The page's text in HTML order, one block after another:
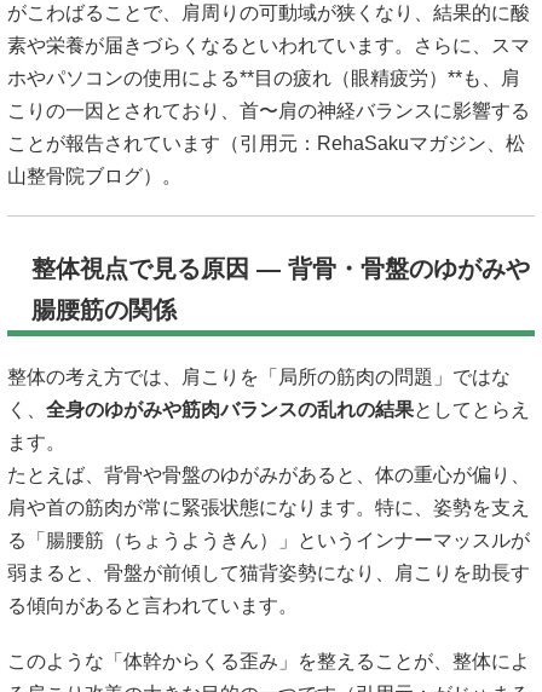
がこわばることで、肩周りの可動域が狭くなり、結果的に酸
素や栄養が届きづらくなるといわれています。さらに、スマ
ホやパソコンの使用による**目の疲れ（眼精疲労）**も、肩
こりの一因とされており、首〜肩の神経バランスに影響する
ことが報告されています（引用元： RehaSakuマガジン
松
山整骨院ブログ）。
整体視点で見る原因 ― 背骨・骨盤のゆがみや
腸腰筋の関係
整体の考え方では、肩こりを「局所の筋肉の問題」ではな
く、 全身のゆがみや筋肉バランスの乱れの結果としてとらえ
ます。
たとえば、背骨や骨盤のゆがみがあると、体の重心が偏り、
肩や首の筋肉が常に緊張状態になります。特に、姿勢を支え
る「腸腰筋（ちょうようきん）」というインナーマッスルが
弱まると、骨盤が前傾して猫背姿勢になり、肩こりを助長す
る傾向があると言われています。
このような「体幹からくる歪み」を整えることが、整体によ